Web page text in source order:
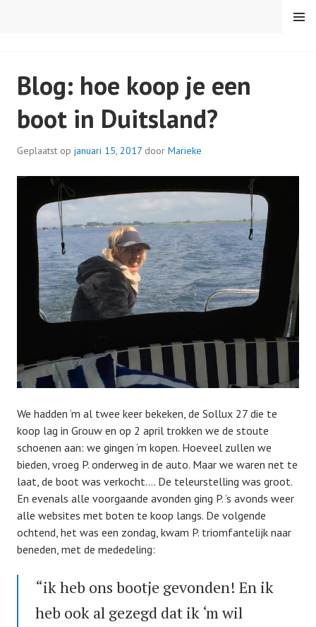
MENU
Blog: hoe koop je een
boot in Duitsland?
Geplaatst op januari 15, 2017 door Marieke
We hadden ‘m al twee keer bekeken, de Sollux 27 die te
koop lag in Grouw en op 2 april trokken we de stoute
schoenen aan: we gingen ‘m kopen. Hoeveel zullen we
bieden, vroeg P. onderweg in de auto. Maar we waren net te
laat, de boot was verkocht…. De teleurstelling was groot.
En evenals alle voorgaande avonden ging P. ’s avonds weer
alle websites met boten te koop langs. De volgende
ochtend, het was een zondag, kwam P. triomfantelijk naar
beneden, met de mededeling:
“ik heb ons bootje gevonden! En ik
heb ook al gezegd dat ik ‘m wil